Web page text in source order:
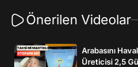
Önerilen Videolar
Arabasını
Üreticisi 2,5